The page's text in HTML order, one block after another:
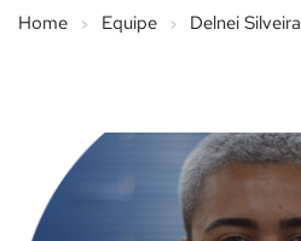
Home Equipe Delnei Silveira